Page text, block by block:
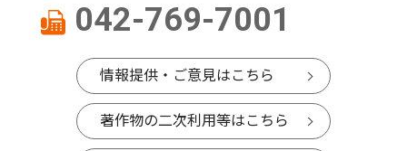
042-769-7001
情報提供・ご意見はこちら
著作物の二次利用等はこちら